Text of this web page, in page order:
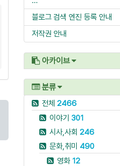
블로그 검색 엔진 등록 안내
저작권 안내
아카이브
분류
전체 2466
이야기 301
시사,사회 246
문화,취미 490
영화 12